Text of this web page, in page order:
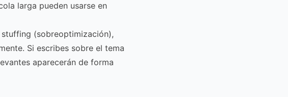
larga pueden usarse en
(sobreoptimización),
Si escribes sobre el tema
aparecerán de forma